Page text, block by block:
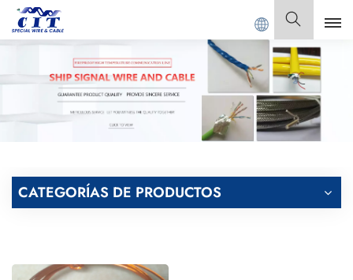
CIT SPECIAL CABLE Co., Ltd. Español
English
Français
Italiano
CATEGORÍAS DE PRODUCTOS